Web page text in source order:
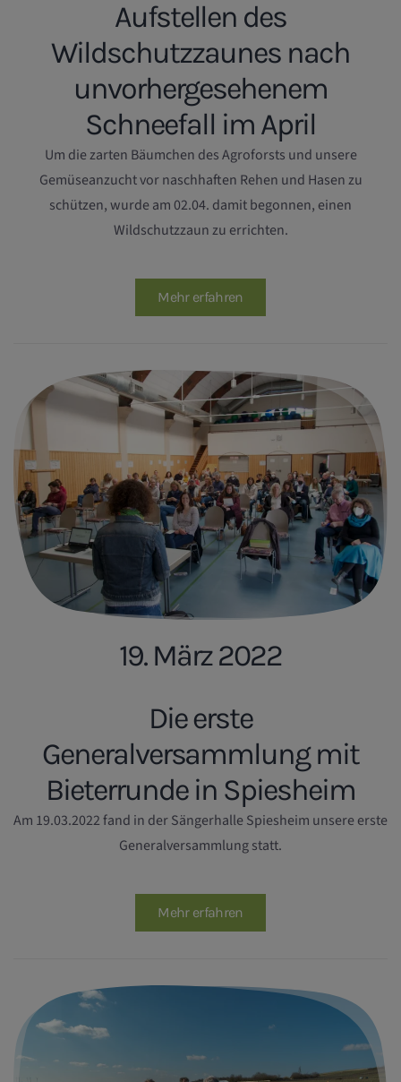
Aufstellen des
Wildschutzzaunes nach
unvorhergesehenem
Schneefall im April
Um die zarten Bäumchen des Agroforsts und unsere
Gemüseanzucht vor naschhaften Rehen und Hasen zu
schützen, wurde am 02.04. damit begonnen, einen
Wildschutzzaun zu errichten.
Mehr erfahren
19. März 2022
Die erste
Generalversammlung mit
Bieterrunde in Spiesheim
Am 19.03.2022 fand in der Sängerhalle Spiesheim unsere erste
Generalversammlung statt.
Mehr erfahren